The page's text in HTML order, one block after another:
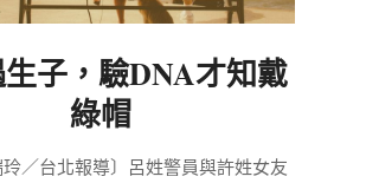
子，驗DNA才知戴
綠帽
玲／台北報導〕呂姓警員與許姓女友